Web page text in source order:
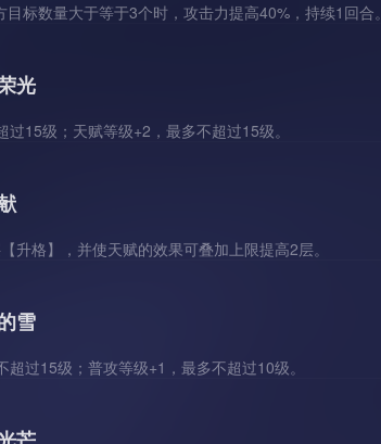
标数量大于等于3个时，攻击力提高40%，持续1回合。
光
15级；天赋等级+2，最多不超过15级。
升格】，并使天赋的效果可叠加上限提高2层。
雪
过15级；普攻等级+1，最多不超过10级。